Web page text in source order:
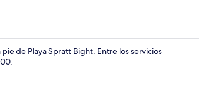
de Playa Spratt Bight. Entre los servicios